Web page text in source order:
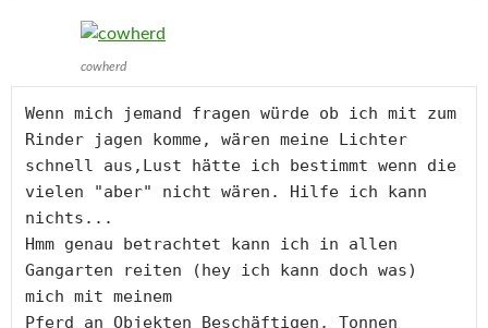
cowherd
Wenn mich jemand fragen würde ob ich mit zum
Rinder jagen komme, wären meine Lichter
schnell aus,Lust hätte ich bestimmt wenn die
vielen "aber" nicht wären. Hilfe ich kann
nichts...
Hmm genau betrachtet kann ich in allen
Gangarten reiten (hey ich kann doch was)
mich mit meinem
Pferd an Objekten Beschäftigen, Tonnen